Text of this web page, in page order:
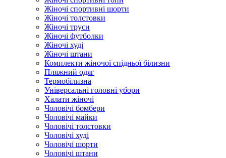
Жіночі спортивні шорти
Жіночі толстовки
Жіночі труси
Жіночі футболки
Жіночі худі
Жіночі штани
Комплекти жіночої спідньої білизни
Пляжний одяг
Термобілизна
Універсальні головні убори
Халати жіночі
Чоловічі бомбери
Чоловічі майки
Чоловічі толстовки
Чоловічі худі
Чоловічі шорти
Чоловічі штани